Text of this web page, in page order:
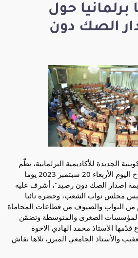
برلمانيا حول
الصك دون
الجديدة للأكاديمية البرلمانية، نظّم
مجلس نواب الشعب صباح اليوم الأربعاء 20 سبتمبر 2023 يوما
إصدار الصك دون رصيد"، أشرف عليه
رئيس مجلس نواب الشعب، وحضره نائبا
النواب والضيوف من قطاعات المحاماة
والمؤسسات الصغرى والمتوسطة وتضمّن
الأستاذ محمد الهادي الاخوة
والأستاذ الجامعي المبرز، تلاها نقاش